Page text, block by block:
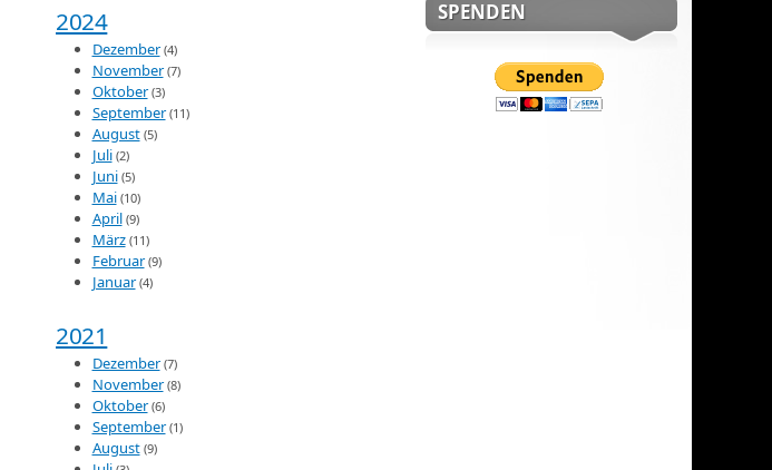
2024
Dezember (4)
November (7)
Oktober (3)
September (11)
August (5)
Juli (2)
Juni (5)
Mai (10)
April (9)
März (11)
Februar (9)
Januar (4)
2021
Dezember (7)
November (8)
Oktober (6)
September (1)
August (9)
SPENDEN